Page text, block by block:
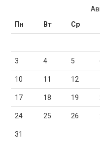
Пн
Вт Ср
3 4 5
10 11 12
17 18 19
24 25 26
31